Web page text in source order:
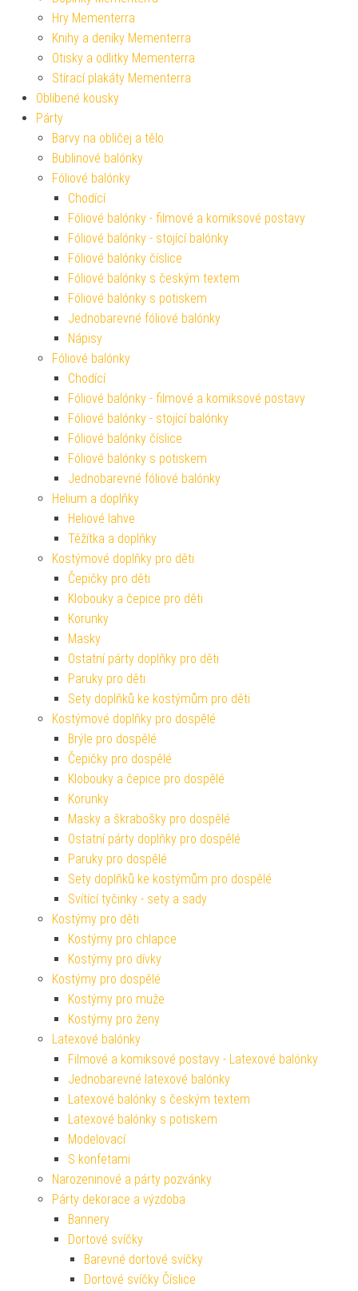
Hry Mementerra
Knihy a deníky Mementerra
Otisky a odlitky Mementerra
Stírací plakáty Mementerra
Oblíbené kousky
Párty
Barvy na obličej a tělo
Bublinové balónky
Fóliové balónky
Chodící
Fóliové balónky - filmové a komiksové postavy
Fóliové balónky - stojící balónky
Fóliové balónky číslice
Fóliové balónky s českým textem
Fóliové balónky s potiskem
Jednobarevné fóliové balónky
Nápisy
Fóliové balónky
Chodící
Fóliové balónky - filmové a komiksové postavy
Fóliové balónky - stojící balónky
Fóliové balónky číslice
Fóliové balónky s potiskem
Jednobarevné fóliové balónky
Helium a doplňky
Heliové lahve
Těžítka a doplňky
Kostýmové doplňky pro děti
Čepičky pro děti
Klobouky a čepice pro děti
Korunky
Masky
Ostatní párty doplňky pro děti
Paruky pro děti
Sety doplňků ke kostýmům pro děti
Kostýmové doplňky pro dospělé
Brýle pro dospělé
Čepičky pro dospělé
Klobouky a čepice pro dospělé
Korunky
Masky a škrabošky pro dospělé
Ostatní párty doplňky pro dospělé
Paruky pro dospělé
Sety doplňků ke kostýmům pro dospělé
Svítící tyčinky - sety a sady
Kostýmy pro děti
Kostýmy pro chlapce
Kostýmy pro dívky
Kostýmy pro dospělé
Kostýmy pro muže
Kostýmy pro ženy
Latexové balónky
Filmové a komiksové postavy - Latexové balónky
Jednobarevné latexové balónky
Latexové balónky s českým textem
Latexové balónky s potiskem
Modelovací
S konfetami
Narozeninové a párty pozvánky
Párty dekorace a výzdoba
Bannery
Dortové svíčky
Barevné dortové svíčky
Dortové svíčky Číslice